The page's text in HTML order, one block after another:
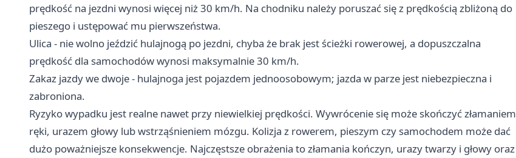
prędkość na jezdni wynosi więcej niż 30 km/h. Na chodniku należy poruszać się z prędkością zbliżoną do
pieszego i ustępować mu pierwszeństwa.
Ulica - nie wolno jeździć hulajnogą po jezdni, chyba że brak jest ścieżki rowerowej, a dopuszczalna
prędkość dla samochodów wynosi maksymalnie 30 km/h.
Zakaz jazdy we dwoje - hulajnoga jest pojazdem jednoosobowym; jazda w parze jest niebezpieczna i
zabroniona.
Ryzyko wypadku jest realne nawet przy niewielkiej prędkości. Wywrócenie się może skończyć złamaniem
ręki, urazem głowy lub wstrząśnieniem mózgu. Kolizja z rowerem, pieszym czy samochodem może dać
dużo poważniejsze konsekwencje. Najczęstsze obrażenia to złamania kończyn, urazy twarzy i głowy oraz